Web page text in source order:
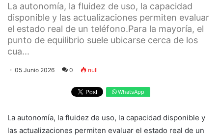
La autonomía, la fluidez de uso, la capacidad
disponible y las actualizaciones permiten evaluar
el estado real de un teléfono.Para la mayoría, el
punto de equilibrio suele ubicarse cerca de los
cua...
05 Junio 2026 0 null
WhatsApp
La autonomía, la fluidez de uso, la capacidad disponible y
las actualizaciones permiten evaluar el estado real de un